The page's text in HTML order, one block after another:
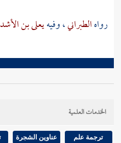
رواهالطبراني، وفيهيعلى بن
الخدمات العلمية
ترجمة علم عناوين الشجرة